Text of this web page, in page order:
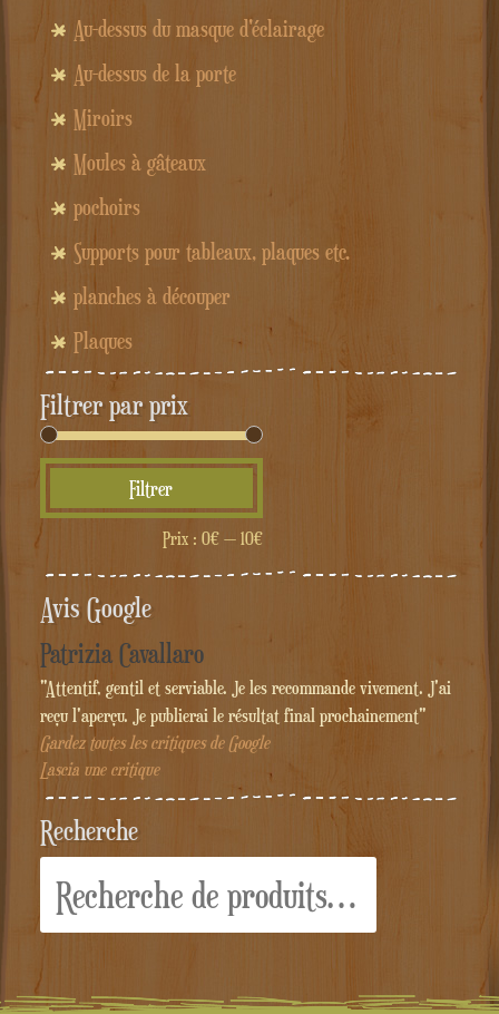
Au-dessus du masque d'éclairage
Au-dessus de la porte
Miroirs
Moules à gâteaux
pochoirs
Supports pour tableaux, plaques etc.
planches à découper
Plaques
Filtrer par prix
min
max
Filtrer
Prix : 0€— 10€
Avis Google
Patrizia Cavallaro
"Attentif, gentil et serviable. Je les recommande vivement. J'ai
reçu l'aperçu. Je publierai le résultat final prochainement"
Gardez toutes les critiques de Google
Lascia une critique
Recherche
pour :